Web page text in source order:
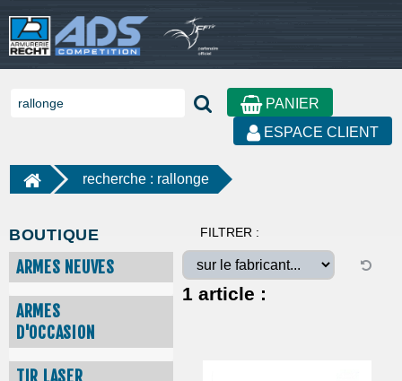
PANIER
ESPACE CLIENT
recherche : rallonge
BOUTIQUE
ARMES NEUVES
ARMES
D'OCCASION
TIR LASER
FILTRER :
1 article :